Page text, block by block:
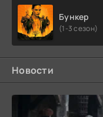
Бункер
(1-3 сезон)
Новости